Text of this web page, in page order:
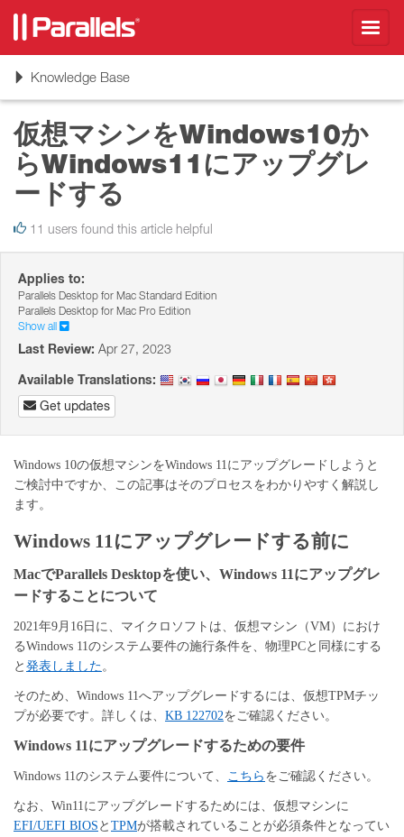
ToggleKnowledge Base
仮想マシンをWindows10か
らWindows11にアップグレ
ードする
11 users found this article helpful
Applies to:
Parallels Desktop for Mac Standard Edition
Parallels Desktop for Mac Pro Edition
Show all
Last Review: Apr 27, 2023
Available Translations:
Get updates
Windows 10の仮想マシンをWindows 11にアップグレードしようと
ご検討中ですか、この記事はそのプロセスをわかりやすく解説し
ます。
Windows 11にアップグレードする前に
MacでParallels Desktopを使い、Windows 11にアップグレ
ードすることについて
2021年9月16日に、マイクロソフトは、仮想マシン（VM）におけ
るWindows 11のシステム要件の施行条件を、物理PCと同様にする
と 発表しました 。
そのため、 Windows 11へアップグレードするには、仮想TPMチッ
プが必要です。詳しくは、 KB 122702をご確認ください。
Windows 11にアップグレードするための要件
Windows 11のシステム要件について、 こちら をご確認ください。
なお、 Win11にアップグレードするためには、仮想マシンに
EFI/UEFI BIOS と TPMが搭載されていることが必須条件となってい